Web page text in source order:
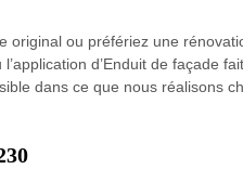
original ou préfériez une
d’Enduit de façade
dans ce que nous réalisons